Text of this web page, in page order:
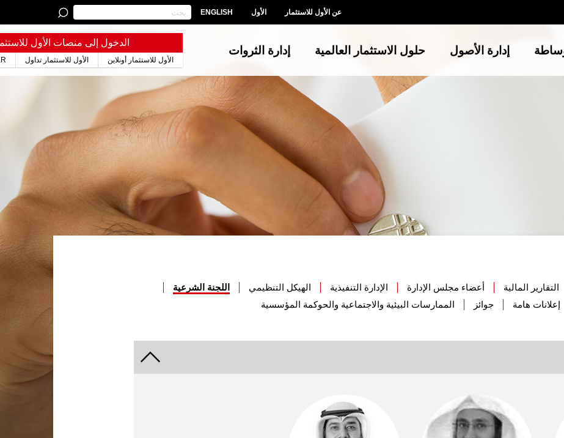
عن الأول للاستثمار الأول ENGLISH
إدارة الأصول حلول الاستثمار العالمية إدارة الثروات
الدخول إلى منصات الأول
الأول للاستثمار أونلاين الأول للاستثمار تداول
التقارير المالية أعضاء مجلس الإدارة الإدارة التنفيذية الهيكل التنظيمي
اللجنة الشرعية
إعلانات هامة
جوائز الممارسات البيئية والاجتماعية والحوكمة المؤسسية